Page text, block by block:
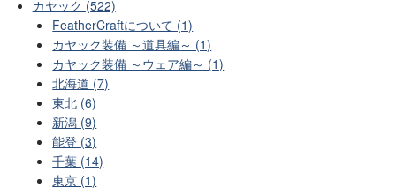
カヤック (522)
FeatherCraftについて (1)
カヤック装備 ～道具編～ (1)
カヤック装備 ～ウェア編～ (1)
北海道 (7)
東北 (6)
新潟 (9)
能登 (3)
千葉 (14)
東京 (1)